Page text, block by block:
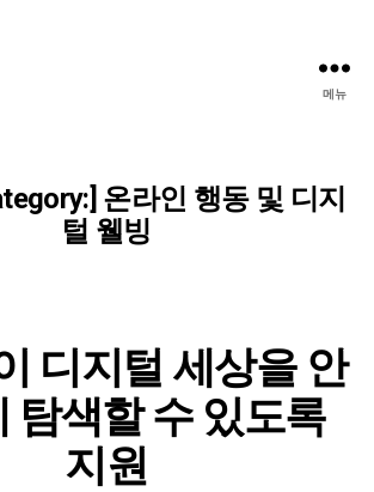
메뉴
] 온라인 행동 및 디지
털 웰빙
디지털 세상을 안
탐색할 수 있도록
지원